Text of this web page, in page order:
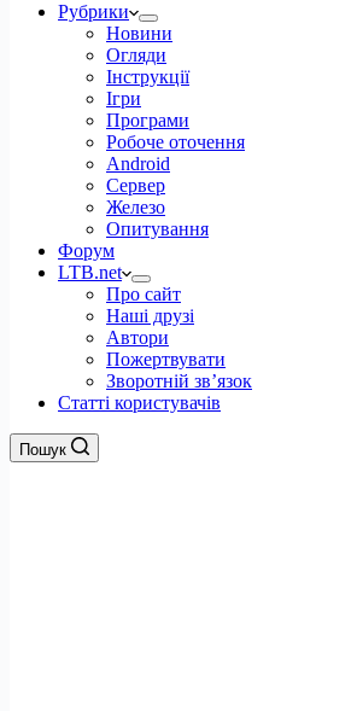
Рубрики
Новини
Огляди
Інструкції
Ігри
Програми
Робоче оточення
Android
Сервер
Железо
Опитування
Форум
LTB.net
Про сайт
Наші друзі
Автори
Пожертвувати
Зворотній зв’язок
Статті користувачів
Пошук